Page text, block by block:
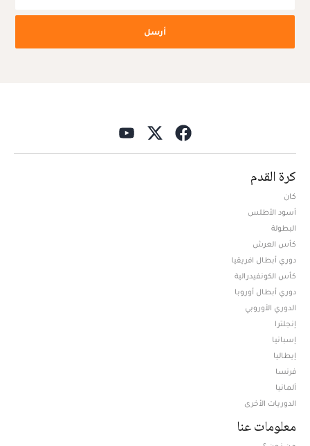
أرسل
كرة القدم
كان
أسود الأطلس
البطولة
كأس العرش
دوري أبطال افريقيا
كأس الكونفيدرالية
دوري أبطال أوروبا
الدوري الأوروبي
إنجلترا
إسبانيا
إيطاليا
فرنسا
ألمانيا
الدوريات الأخرى
معلومات عنا